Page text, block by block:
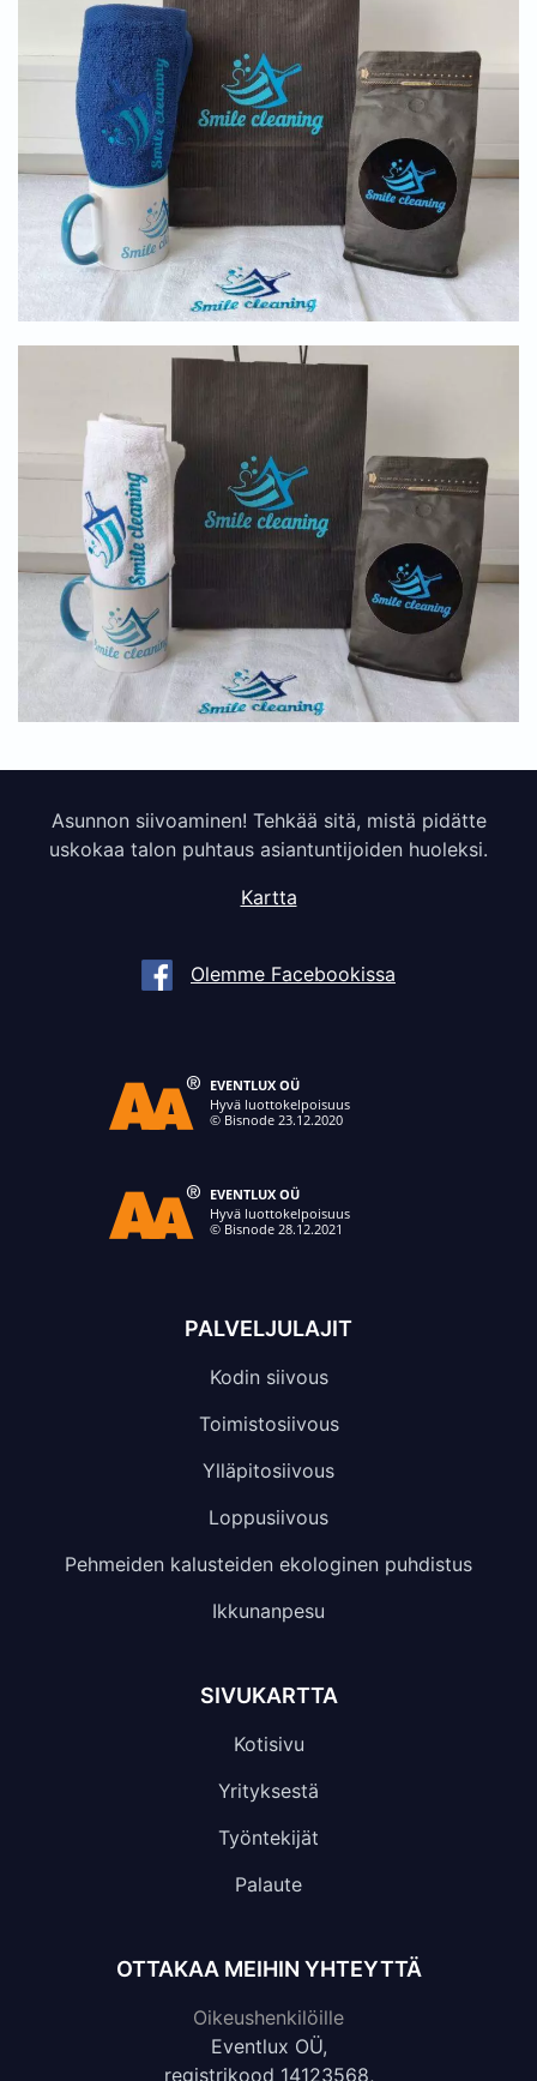
Asunnon siivoaminen! Tehkää sitä, mistä pidätte
uskokaa talon puhtaus asiantuntijoiden huoleksi.
Kartta
Olemme Facebookissa
PALVELJULAJIT
Kodin siivous
Toimistosiivous
Ylläpitosiivous
Loppusiivous
Pehmeiden kalusteiden ekologinen puhdistus
Ikkunanpesu
SIVUKARTTA
Kotisivu
Yrityksestä
Työntekijät
Palaute
OTTAKAA MEIHIN YHTEYTTÄ
Oikeushenkilöille
Eventlux OÜ,
registrikood 14123568,